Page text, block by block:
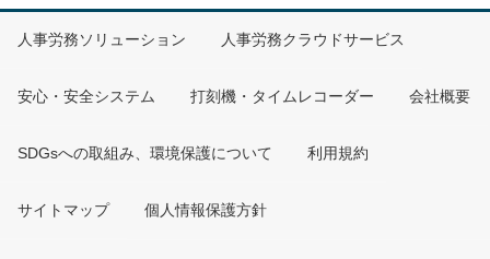
人事労務ソリューション 人事労務クラウドサービス
安心・安全システム 打刻機・タイムレコーダー 会社概要
SDGsへの取組み、環境保護について 利用規約
サイトマップ 個人情報保護方針